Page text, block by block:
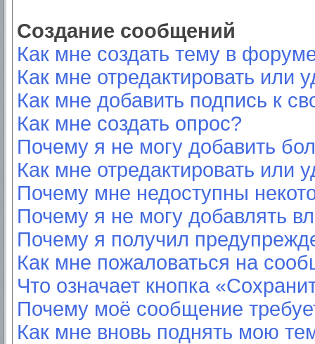
Создание сообщений
Как мне создать тему в
Как мне отредактировать или
Как мне добавить подпись к
Как мне создать опрос?
Почему я не могу добавить
Как мне отредактировать или
Почему мне недоступны
Почему я не могу добавлять
Почему я получил
Как мне пожаловаться на
Что означает кнопка
Почему моё сообщение
Как мне вновь поднять мою